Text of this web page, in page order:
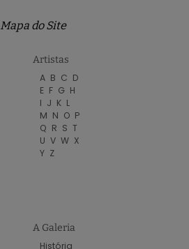
Mapa do Site
Artistas
A B C D
E F G H
I J K L
M N O P
Q R S T
U V W X
Y Z
A Galeria
História